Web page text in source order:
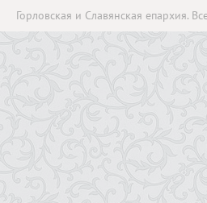
Горловская и Славянская епархия.